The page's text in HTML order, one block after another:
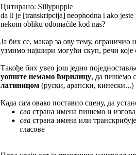
Цитирано: Sillypuppie
da li je [transkripcija] neophodna i ako
nekom obliku odomaćile kod nas?
Ја бих се, макар за ову тему,
узмимо најшири могући скуп, речи
Такође бих увео још једно
уопште немамо ћирилицу, да пишемо
латиницом (руски, арапски, кинески...)
Када сам овако поставио сцену, да
сва страна имена пишемо и
сва страна имена или
гласове